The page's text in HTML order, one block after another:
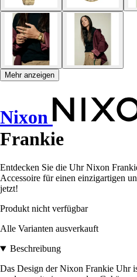
Mehr anzeigen
Nixon
Frankie
Entdecken Sie die Uhr Nixon
Accessoire für einen einzigartigen
jetzt!
Produkt nicht verfügbar
Alle Varianten ausverkauft
Beschreibung
Das Design der Nixon Frankie Uhr